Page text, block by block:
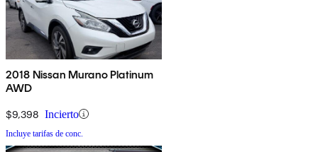
2018 Nissan Murano Platinum
AWD
$9,398 Incierto
Incluye tarifas de conc.